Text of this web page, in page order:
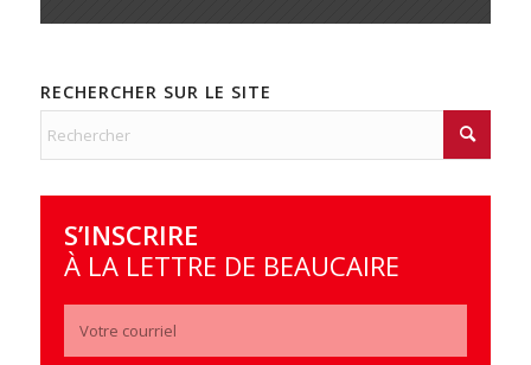
RECHERCHER SUR LE SITE
S’INSCRIRE
À LA LETTRE DE BEAUCAIRE